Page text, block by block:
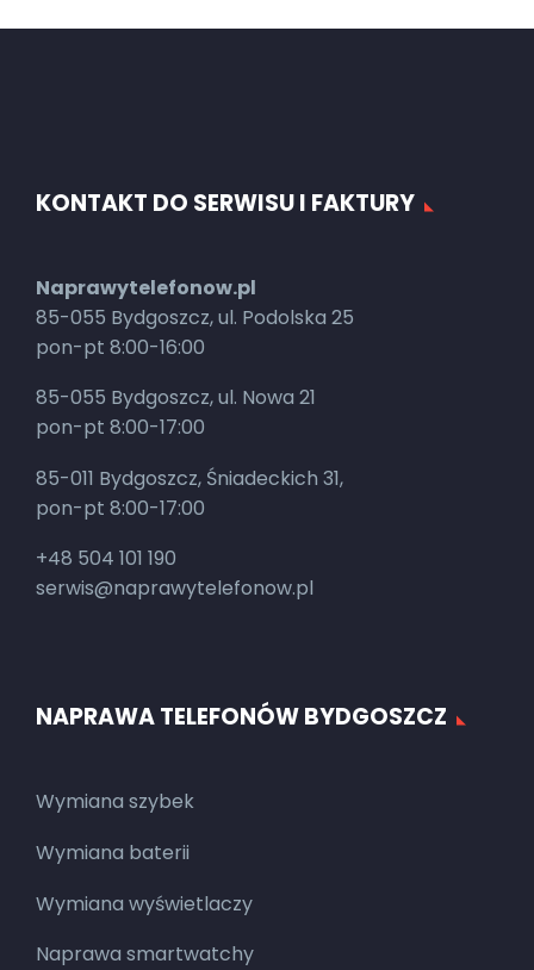
KONTAKT DO SERWISU I FAKTURY
Naprawytelefonow.pl
85-055 Bydgoszcz, ul. Podolska 25
pon-pt 8:00-16:00
85-055 Bydgoszcz, ul. Nowa 21
pon-pt 8:00-17:00
85-011 Bydgoszcz, Śniadeckich 31,
pon-pt 8:00-17:00
+48 504 101 190
serwis@naprawytelefonow.pl
NAPRAWA TELEFONÓW BYDGOSZCZ
Wymiana szybek
Wymiana baterii
Wymiana wyświetlaczy
Naprawa smartwatchy